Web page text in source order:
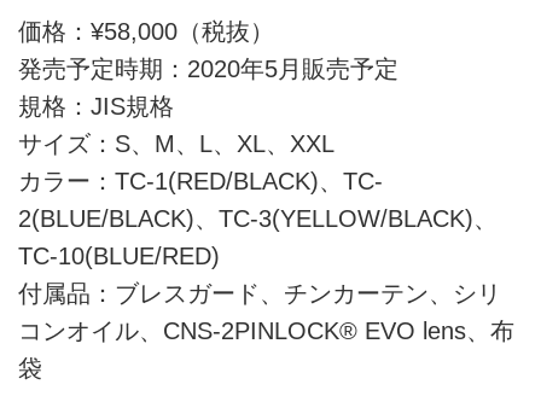
価格：¥58,000（税抜）
発売予定時期：2020年5月販売予定
規格：JIS規格
サイズ：S、M、L、XL、XXL
カラー：TC-1(RED/BLACK)、TC-
2(BLUE/BLACK)、TC-3(YELLOW/BLACK)、
TC-10(BLUE/RED)
付属品：ブレスガード、チンカーテン、シリ
コンオイル、CNS-2PINLOCK® EVO lens、布
袋